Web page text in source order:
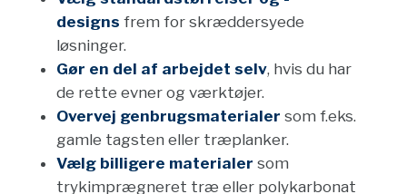
designs frem for skræddersyede
løsninger.
Gør en del af arbejdet selv, hvis du har
de rette evner og værktøjer.
Overvej genbrugsmaterialer som f.eks.
gamle tagsten eller træplanker.
Vælg billigere materialer som
trykimprægneret træ eller polykarbonat